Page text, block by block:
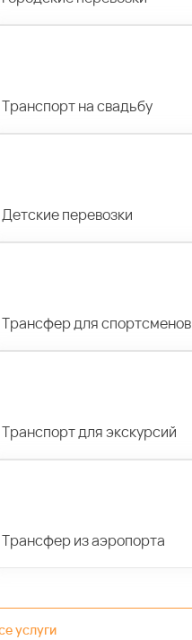
Транспорт на свадьбу
Детские перевозки
Трансфер для спортсменов
Транспорт для экскурсий
Трансфер из аэропорта
услуги